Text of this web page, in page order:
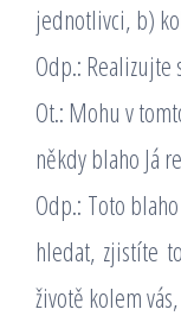
jednotlivci, b)
Odp.: Realizujte
Ot.: Mohu v
někdy blaho Já
Odp.: Toto
hledat, zjistíte
životě kolem